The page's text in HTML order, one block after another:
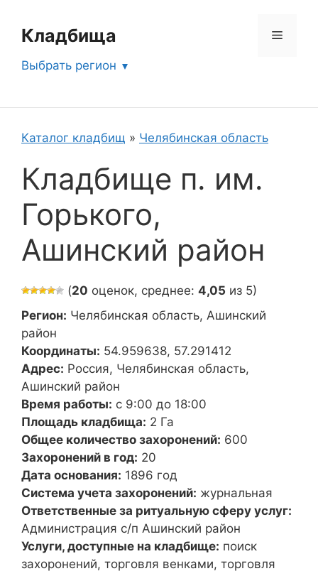
содержимому
Кладбища Меню
Выбрать регион
Каталог кладбищ » Челябинская область
Кладбище п. им.
Горького,
Ашинский район
(20 оценок, среднее: 4,05 из 5)
Регион: Челябинская область, Ашинский
район
Координаты: 54.959638, 57.291412
Адрес: Россия, Челябинская область,
Ашинский район
Время работы: с 9:00 до 18:00
Площадь кладбища: 2 Га
Общее количество захоронений: 600
Захоронений в год: 20
Дата основания: 1896 год
Система учета захоронений: журнальная
Ответственные за ритуальную сферу услуг:
Администрация с/п Ашинский район
Услуги, доступные на кладбище: поиск
захоронений, торговля венками, торговля